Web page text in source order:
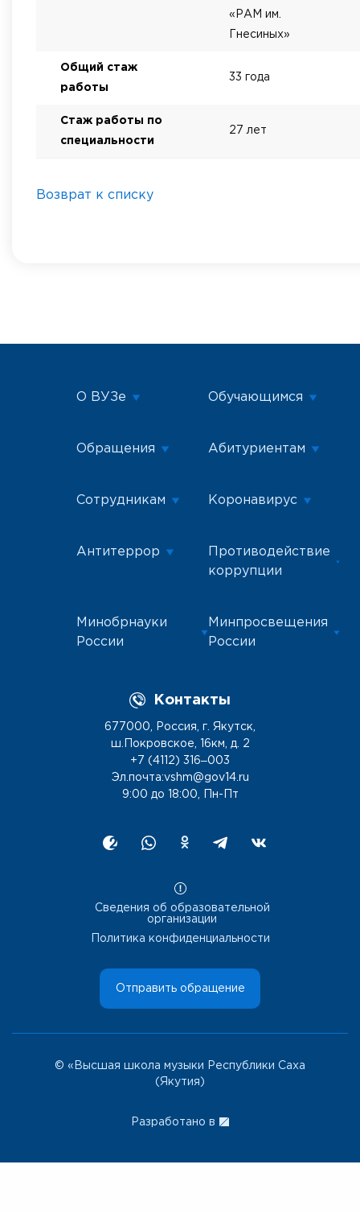
«РАМ им.
Гнесиных»
Общий стаж
работы
33 года
Стаж работы по
специальности
27 лет
Возврат к списку
О ВУЗе Обучающимся
Обращения Абитуриентам
Сотрудникам Коронавирус
Антитеррор
Противодействие
коррупции
Минобрнауки
России
Минпросвещения
России
Контакты
677000, Россия, г. Якутск,
ш.Покровское, 16км, д. 2
+7 (4112) 316‒003
Эл.почта:vshm@gov14.ru
9:00 до 18:00, Пн-Пт
Отправить обращение
Сведения об образовательной
организации
Политика конфиденциальности
© «Высшая школа музыки Республики Саха
(Якутия)
Разработано в